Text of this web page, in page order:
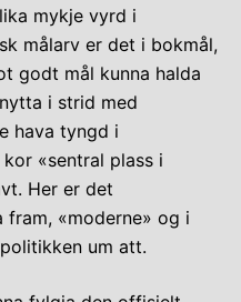
mykje vyrd i
målarv er det i bokmål,
godt mål kunna halda
i strid med
hava tyngd i
«sentral plass i
Her er det
«moderne» og i
um att.